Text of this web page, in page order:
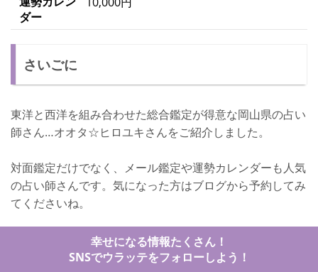
ダー
さいごに
東洋と西洋を組み合わせた総合鑑定が得意な岡山県の占い
師さん…オオタ☆ヒロユキさんをご紹介しました。
対面鑑定だけでなく、メール鑑定や運勢カレンダーも人気
の占い師さんです。気になった方はブログから予約してみ
てくださいね。
幸せになる情報たくさん！
SNSでウラッテをフォローしよう！